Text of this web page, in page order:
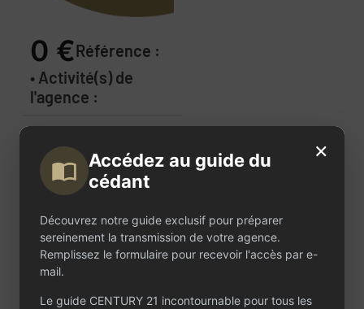
0 €Référence :
• Activité(s) de
l'agence :
Description
de
l'annonce
×
Accédez au guide du
cédant
Découvrez notre guide exclusif pour préparer
sereinement la transmission de votre agence.
Remplissez le formulaire pour recevoir l'accès par e-
mail.
Le guide CENTURY 21 incontournable pour tous les